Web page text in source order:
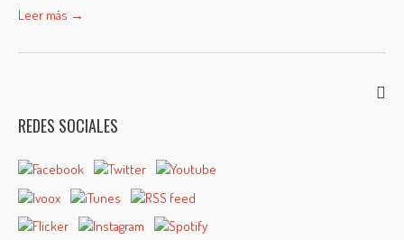
Leer más →
REDES SOCIALES